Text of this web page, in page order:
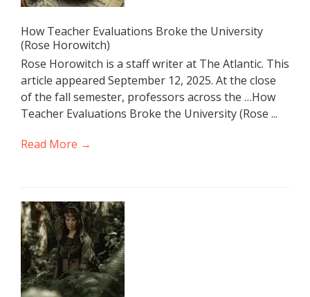
How Teacher Evaluations Broke the University
(Rose Horowitch)
Rose Horowitch is a staff writer at The Atlantic. This
article appeared September 12, 2025. At the close
of the fall semester, professors across the …How
Teacher Evaluations Broke the University (Rose ...
Read More →